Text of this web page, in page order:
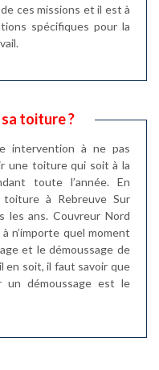
ces missions et il est à
spécifiques pour la
toiture ?
intervention à ne pas
une toiture qui soit à la
toute l’année. En
à Rebreuve Sur
les ans. Couvreur Nord
n’importe quel moment
et le démoussage de
en soit, il faut savoir que
un démoussage est le